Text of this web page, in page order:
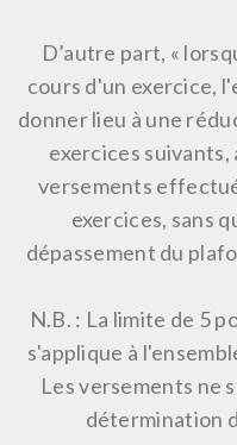
D’autre part, «
cours d'un exercice,
donner lieu à une
exercices suivants,
versements
exercices, sans
dépassement du
N.B. : La limite de 5
s'applique à
Les versements ne
détermination